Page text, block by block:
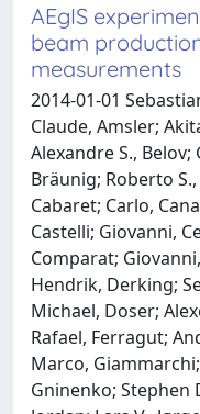
AEgIS
beam
measurements
2014-01-01
Claude, Amsler;
Alexandre S.,
Bräunig; Roberto
Cabaret; Carlo,
Castelli; Giovanni,
Comparat;
Hendrik, Derking;
Michael, Doser;
Rafael, Ferragut;
Marco,
Gninenko; Stephen